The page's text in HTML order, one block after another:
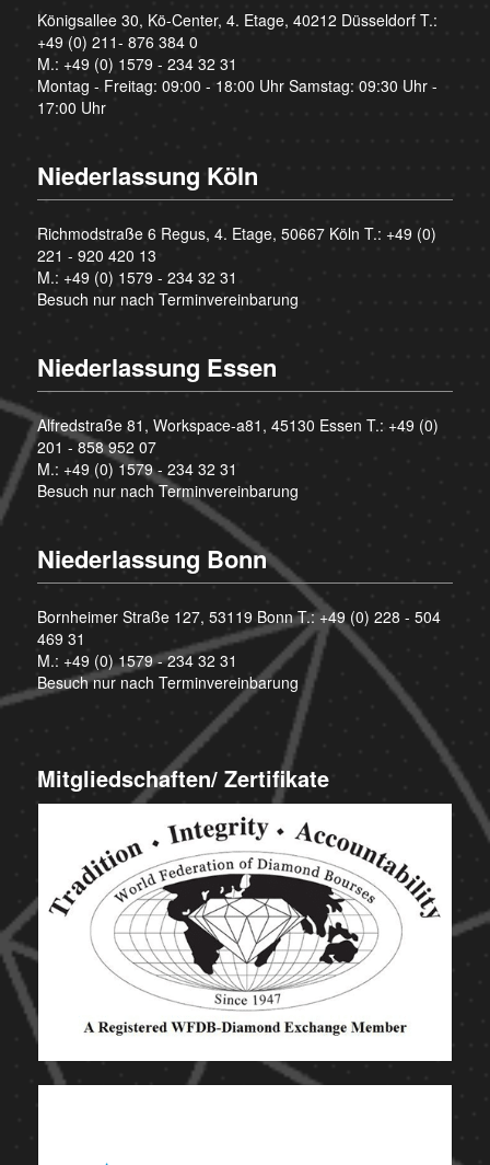
Königsallee 30, Kö-Center, 4. Etage, 40212 Düsseldorf T.:
+49 (0) 211- 876 384 0
M.: +49 (0) 1579 - 234 32 31
Montag - Freitag: 09:00 - 18:00 Uhr Samstag: 09:30 Uhr -
17:00 Uhr
Niederlassung Köln
Richmodstraße 6 Regus, 4. Etage, 50667 Köln T.: +49 (0)
221 - 920 420 13
M.: +49 (0) 1579 - 234 32 31
Besuch nur nach Terminvereinbarung
Niederlassung Essen
Alfredstraße 81, Workspace-a81, 45130 Essen T.: +49 (0)
201 - 858 952 07
M.: +49 (0) 1579 - 234 32 31
Besuch nur nach Terminvereinbarung
Niederlassung Bonn
Bornheimer Straße 127, 53119 Bonn T.:+49 (0) 228 - 504
469 31
M.: +49 (0) 1579 - 234 32 31
Besuch nur nach Terminvereinbarung
Mitgliedschaften/ Zertifikate